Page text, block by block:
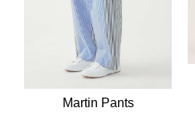
Martin Pants